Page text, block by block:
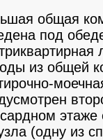
общая
под
из общей
этаже
(одну из